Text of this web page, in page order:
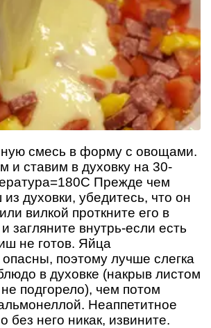
смесь в форму с овощами.
и ставим в духовку на 30-
Прежде чем
духовки, убедитесь, что он
вилкой проткните его в
загляните внутрь-если есть
не готов. Яйца
поэтому лучше слегка
в духовке (накрыв листом
подгорело), чем потом
Неаппетитное
без него никак, извините.